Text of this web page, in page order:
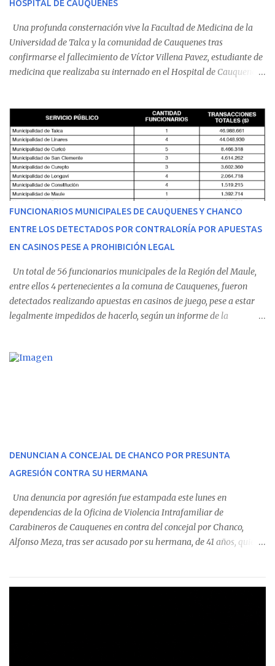
HOSPITAL DE CAUQUENES
Una profunda consternación vive la Facultad de Medicina de la
Universidad de Talca y la comunidad de Cauquenes tras
confirmarse el fallecimiento de Víctor Villena Pavez, estudiante de
medicina que realizaba su internado en el Hospital de Cauquenes.
malestares físicos. Dada la complejidad de su estado de salud, el
equipo médico determinó su traslado de urgencia al Hospital
Regional de Talca y dado la urgencia la ambulancia partió hacia
Talca con escolta de Carabineros. En medio del traslado, el
estudiante de medicina de 25 años, se agravó y pese a los esfuerzos
del personal de emergencia terminó falleciendo, sin alcanzar a
recibir atención especializada en el centro de destino. Apenas se
conoció la gravedad de su condición, sus padres —residentes en
Villarrica— se trasladaron a Cauquenes con la esperanza de una
evolución favorable. No obstante, alrededo...
FUNCIONARIOS MUNICIPALES DE CAUQUENES Y CHANCO
ENTRE LOS DETECTADOS POR CONTRALORÍA POR APUESTAS
EN CASINOS PESE A PROHIBICIÓN LEGAL
Un total de 56 funcionarios municipales de la Región del Maule,
entre ellos 4 pertenecientes a la comuna de Cauquenes, fueron
detectados realizando apuestas en casinos de juego, pese a estar
legalmente impedidos de hacerlo, según un informe de la
estableció que estos funcionarios —quienes administran o
detectaron incumplimientos a la normativa vigente. El informe
precisa que la mayor cantidad de dinero apostado se registró en
Talca, donde...
DENUNCIAN A CONCEJAL DE CHANCO POR PRESUNTA
AGRESIÓN CONTRA SU HERMANA
Una denuncia por agresión fue estampada este lunes en
dependencias de la Oficina de Violencia Intrafamiliar de
Carabineros de Cauquenes en contra del concejal por Chanco,
Alfonso Meza, tras ser acusado por su hermana, de 41 años, quien
relató que los hechos ocurrieron cerca de las 11:30 horas en el